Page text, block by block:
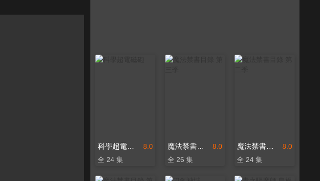
8.0
科學超電磁砲
全 24 集
8.0
魔法禁書目錄 第三季
全 26 集
8.0
魔法禁書目錄 第二季
全 24 集